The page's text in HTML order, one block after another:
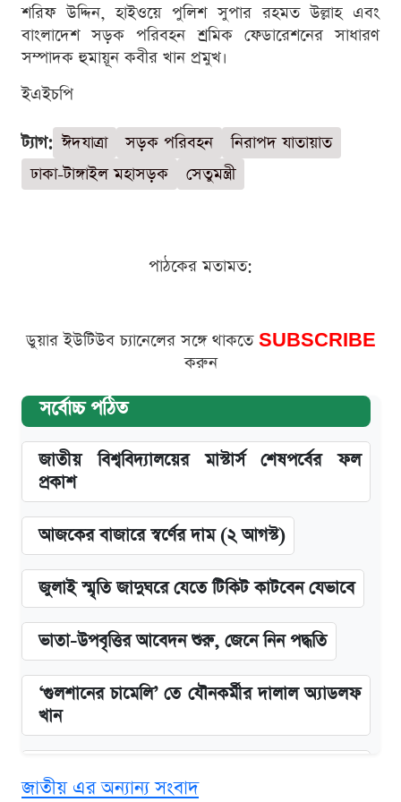
শরিফ উদ্দিন, হাইওয়ে পুলিশ সুপার রহমত উল্লাহ এবং
বাংলাদেশ সড়ক পরিবহন শ্রমিক ফেডারেশনের সাধারণ
সম্পাদক হুমায়ূন কবীর খান প্রমুখ।
ইএইচপি
ট্যাগ: ঈদযাত্রা সড়ক পরিবহন
নিরাপদ যাতায়াত
ঢাকা-টাঙ্গাইল মহাসড়ক
সেতুমন্ত্রী
পাঠকের মতামত:
ডুয়ার ইউটিউব চ্যানেলের সঙ্গে থাকতে SUBSCRIBE
করুন
সর্বোচ্চ পঠিত
জাতীয় বিশ্ববিদ্যালয়ের মাস্টার্স শেষপর্বের ফল
প্রকাশ
আজকের বাজারে স্বর্ণের দাম (২ আগস্ট)
জুলাই স্মৃতি জাদুঘরে যেতে টিকিট কাটবেন যেভাবে
ভাতা-উপবৃত্তির আবেদন শুরু, জেনে নিন পদ্ধতি
‘গুলশানের চামেলি’ তে যৌনকর্মীর দালাল অ্যাডলফ
খান
দাম ও ফিচার
জাতীয় এর অন্যান্য সংবাদ